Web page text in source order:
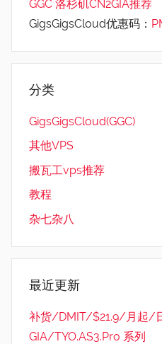
GGC 洛杉矶CN2GIA推荐
GigsGigsCloud优惠码：
分类
GigsGigsCloud(GGC)
其他VPS
搬瓦工vps推荐
教程
杂七杂八
最近更新
补货/DMIT/$21.9/月起/
GIA/TYO.AS3.Pro 系列